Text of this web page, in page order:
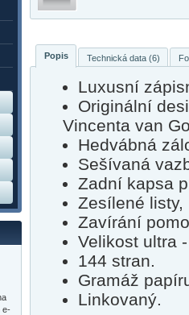
Popis Technická data (6)
Luxusní
Originální
Vincenta van
Hedvábná
Sešívaná
Zadní kapsa
Zesílené
Zavírání
Velikost ultra
144 stran.
Gramáž
Linkovaný.
e-